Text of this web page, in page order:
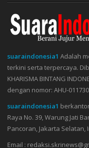
suaraindonesia1 Adalah
terkini serta terpercaya.
KHARISMA BINTANG
dengan nomor: AHU-
suaraindonesia1
Raya No. 39, Warung Jati
Pancoran, Jakarta Selatan,
Email :